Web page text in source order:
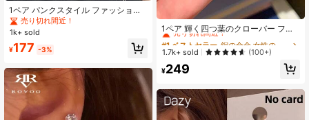
1ペア パンクスタイル ファッショナ
ブル アシンメトリー クロス ダング
ルピアス
売り切れ間近！
1k+ sold
¥177 -3%
1ペア 輝く四つ葉のクローバー フェ
イクパール ピアス、ファッショナブ
ルで優雅なニッチデザイン、多用
途、ハイエンド、ホリデーギフト
#1 ベストセラー
銅の合金 女性のブラブライヤリング
売り切れ間近！
#1 ベストセラー
売り切れ間近！
#1 ベストセラー
売り切れ間近！
#1 ベストセラー
売り切れ間近！
1.7k+ sold (100+)
¥249